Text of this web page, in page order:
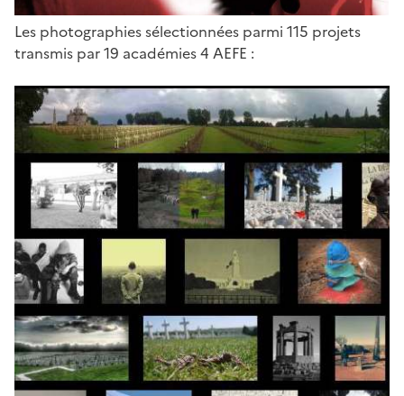
Les photographies sélectionnées parmi 115 projets
transmis par 19 académies 4 AEFE :